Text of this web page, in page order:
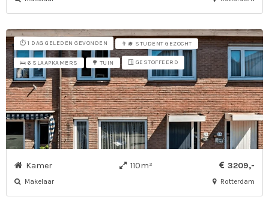
⏱️ 1 DAG GELEDEN GEVONDEN 👨‍🎓 STUDENT GEZOCHT
🛌 6 SLAAPKAMERS 🌳 TUIN 🪟 GESTOFFEERD
Kamer 110m² 3209,-
Makelaar Rotterdam